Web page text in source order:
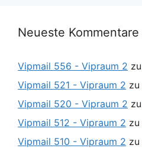
Neueste Kommentare
Vipmail 556 - Vipraum 2 zu
Vipmail 521 - Vipraum 2 zu
Vipmail 520 - Vipraum 2 zu
Vipmail 512 - Vipraum 2 zu
Vipmail 510 - Vipraum 2 zu